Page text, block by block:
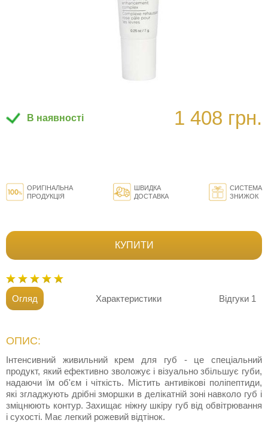
В наявності 1 408 грн.
ОРИГІНАЛЬНА
ПРОДУКЦІЯ
ШВИДКА
ДОСТАВКА
СИСТЕМА
ЗНИЖОК
КУПИТИ
Огляд Характеристики Відгуки 1
ОПИС:
Інтенсивний живильний крем для губ - це спеціальний
продукт, який ефективно зволожує і візуально збільшує губи,
надаючи їм об'єм і чіткість. Містить антивікові поліпептиди,
які згладжують дрібні зморшки в делікатній зоні навколо губ і
зміцнюють контур. Захищає ніжну шкіру губ від обвітрювання
і сухості. Має легкий рожевий відтінок.